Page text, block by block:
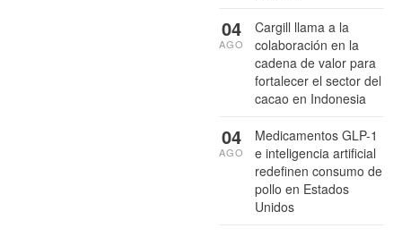
Cargill llama a la
colaboración en la
cadena de valor para
fortalecer el sector del
cacao en Indonesia
04
AGO
Medicamentos GLP-1
e inteligencia artificial
redefinen consumo de
pollo en Estados
Unidos
04
AGO